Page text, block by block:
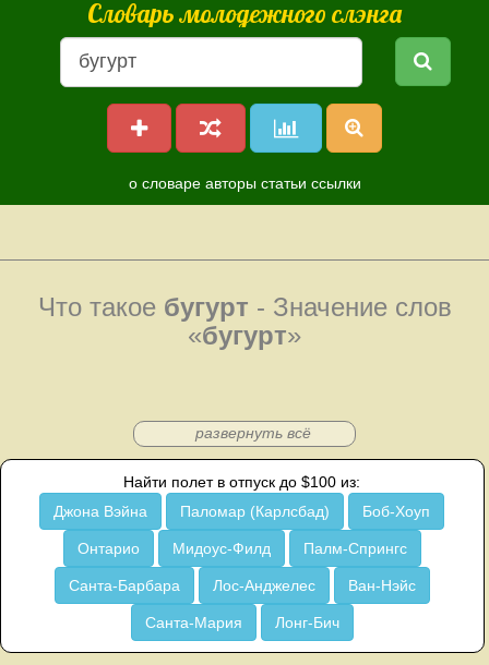
Словарь молодежного слэнга
о словаре авторы статьи ссылки
Что такое бугурт - Значение слов
«бугурт»
развернуть всё
Найти полет в отпуск до $100 из:
Джона Вэйна
Паломар (Карлсбад) Боб-Хоуп
Онтарио Мидоус-Филд Палм-Спрингс
Санта-Барбара Лос-Анджелес Ван-Нэйс
Санта-Мария Лонг-Бич